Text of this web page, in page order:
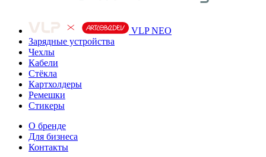
VLP NEO
Зарядные устройства
Чехлы
Кабели
Cтёкла
Картхолдеры
Ремешки
Стикеры
О бренде
Для бизнеса
Контакты